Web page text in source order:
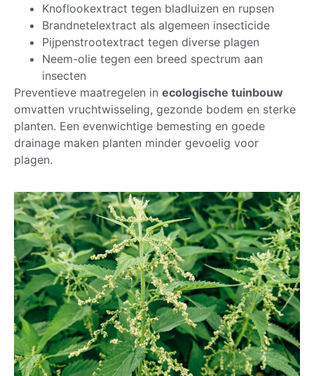
Knoflookextract tegen bladluizen en rupsen
Brandnetelextract als algemeen insecticide
Pijpenstrootextract tegen diverse plagen
Neem-olie tegen een breed spectrum aan
insecten
Preventieve maatregelen in ecologische tuinbouw
omvatten vruchtwisseling, gezonde bodem en sterke
planten. Een evenwichtige bemesting en goede
drainage maken planten minder gevoelig voor
plagen.